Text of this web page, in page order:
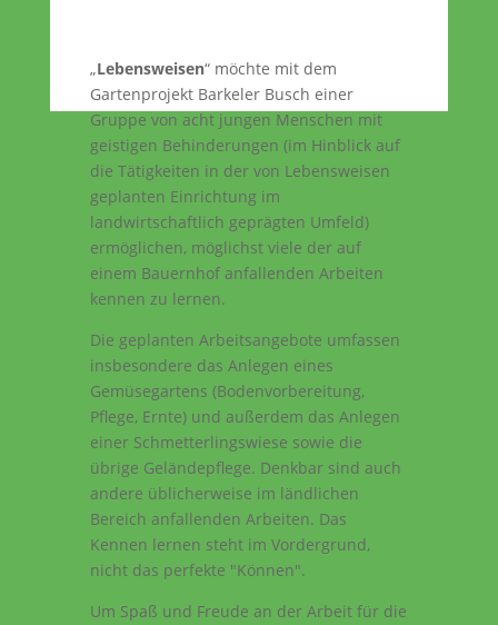
„Lebensweisen“ möchte mit dem
Gartenprojekt Barkeler Busch einer
Gruppe von acht jungen Menschen mit
geistigen Behinderungen (im Hinblick auf
die Tätigkeiten in der von Lebensweisen
geplanten Einrichtung im
landwirtschaftlich geprägten Umfeld)
ermöglichen, möglichst viele der auf
einem Bauernhof anfallenden Arbeiten
kennen zu lernen.
Die geplanten Arbeitsangebote umfassen
insbesondere das Anlegen eines
Gemüsegartens (Bodenvorbereitung,
Pflege, Ernte) und außerdem das Anlegen
einer Schmetterlingswiese sowie die
übrige Geländepflege. Denkbar sind auch
andere üblicherweise im ländlichen
Bereich anfallenden Arbeiten. Das
Kennen lernen steht im Vordergrund,
nicht das perfekte "Können".
Um Spaß und Freude an der Arbeit für die